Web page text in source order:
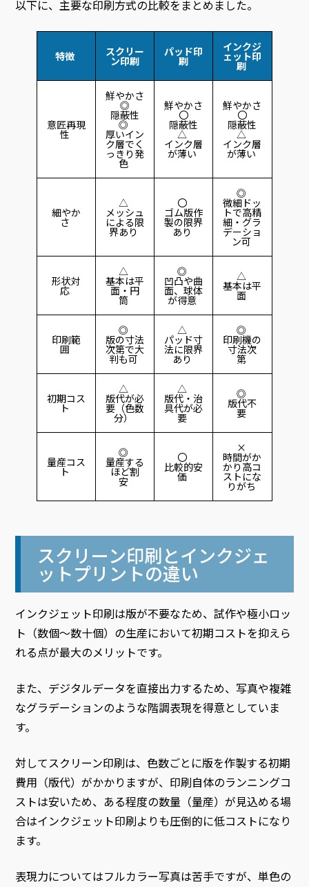
以下に、主要な印刷方式の比較をまとめました。
特徴 スクリー
ン印刷
パッド印
刷
インクジ
ェット印
刷
意匠再現
性
鮮やかさ
◎
隠蔽性
◎
厚いイン
ク層でく
っきり発
色
鮮やかさ
〇
隠蔽性
△
インク層
が薄い
鮮やかさ
〇
隠蔽性
△
インク層
が薄い
細やか
さ
△
メッシュ
による限
界あり
〇
ゴム版作
製の限界
あり
◎
微細ドッ
トで高精
細・グラ
デーショ
ン可
形状対
応
△
基本は平
面・円
筒
◎
凹凸や曲
面、球体
が得意
△
基本は平
面
印刷範
囲
◎
版の寸法
次第で大
判も可
△
パッド寸
法に限界
あり
◎
印刷機の
寸法次
第
初期コス
ト
△
版代が必
要（色数
分）
△
版代・治
具代が必
要
◎
版代不
要
量産コス
ト
◎
量産する
ほど割
安
〇
比較的安
価
×
時間がか
かり高コ
ストにな
りがち
スクリーン印刷とインクジェ
ットプリントの違い
インクジェット印刷は版が不要なため、試作や極小ロッ
ト（数個〜数十個）の生産において初期コストを抑えら
れる点が最大のメリットです。
また、デジタルデータを直接出力するため、写真や複雑
なグラデーションのような階調表現を得意としていま
す。
対してスクリーン印刷は、色数ごとに版を作製する初期
費用（版代）がかかりますが、印刷自体のランニングコ
ストは安いため、ある程度の数量（量産）が見込める場
合はインクジェット印刷よりも圧倒的に低コストになり
ます。
表現力についてはフルカラー写真は苦手ですが、単色の